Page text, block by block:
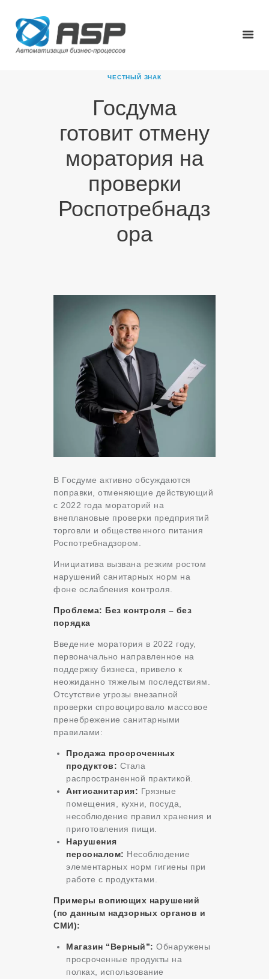
ЧЕСТНЫЙ ЗНАК
Госдума
готовит отмену
моратория на
проверки
Роспотребнадз
ора
ГЛАВНАЯ
О КОМПАНИИ
НОВОСТИ
КАРЬЕРА
ПАРТНЕРЫ
КОНТАКТЫ
В Госдуме активно обсуждаются
поправки, отменяющие действующий
с 2022 года мораторий на
внеплановые проверки предприятий
торговли и общественного питания
Роспотребнадзором.
Инициатива вызвана резким ростом
нарушений санитарных норм на
фоне ослабления контроля.
Проблема: Без контроля – без
порядка
Введение моратория в 2022 году,
первоначально направленное на
поддержку бизнеса, привело к
неожиданно тяжелым последствиям.
Отсутствие угрозы внезапной
проверки спровоцировало массовое
пренебрежение санитарными
правилами:
Продажа просроченных
продуктов: Стала
распространенной практикой.
Антисанитария: Грязные
помещения, кухни, посуда,
несоблюдение правил хранения и
приготовления пищи.
Нарушения
персоналом: Несоблюдение
элементарных норм гигиены при
работе с продуктами.
Примеры вопиющих нарушений
(по данным надзорных органов и
СМИ):
Магазин “Верный”: Обнаружены
просроченные продукты на
полках, использование